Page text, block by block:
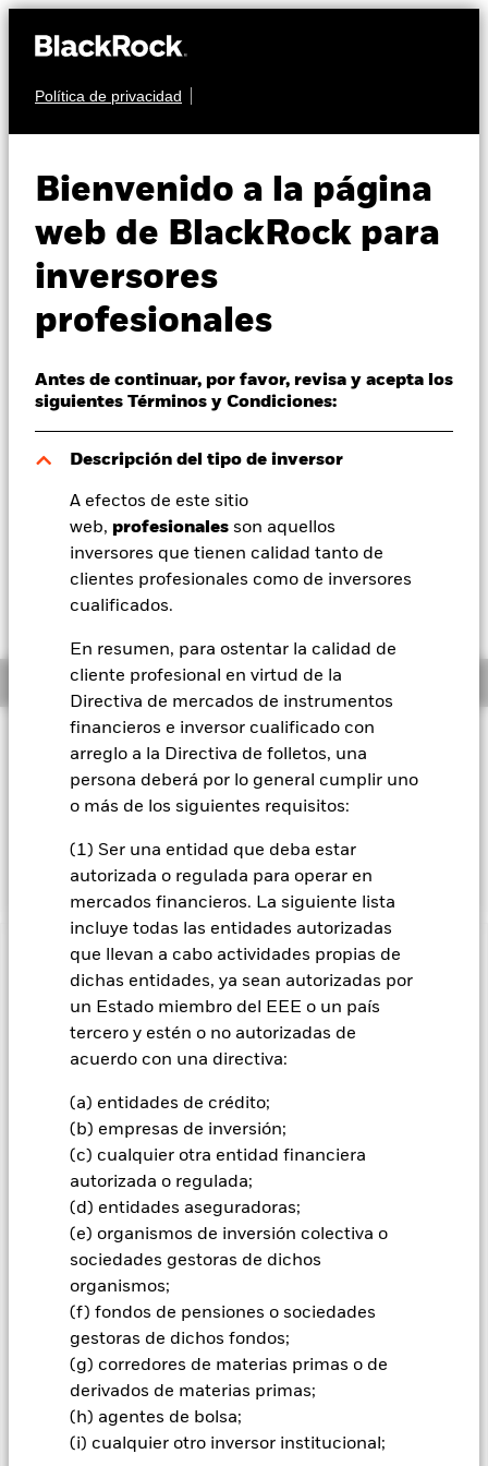
Política de privacidad
Bienvenido a la página
web de BlackRock para
inversores
profesionales
Antes de continuar, por favor, revisa y acepta los
siguientes Términos y Condiciones:
Descripción del tipo de inversor
A efectos de este sitio
web, profesionales son aquellos
inversores que tienen calidad tanto de
clientes profesionales como de inversores
cualificados.
En resumen, para ostentar la calidad de
cliente profesional en virtud de la
Directiva de mercados de instrumentos
financieros e inversor cualificado con
arreglo a la Directiva de folletos, una
persona deberá por lo general cumplir uno
o más de los siguientes requisitos:
(1) Ser una entidad que deba estar
autorizada o regulada para operar en
mercados financieros. La siguiente lista
incluye todas las entidades autorizadas
que llevan a cabo actividades propias de
dichas entidades, ya sean autorizadas por
un Estado miembro del EEE o un país
tercero y estén o no autorizadas de
acuerdo con una directiva:
(a) entidades de crédito;
(b) empresas de inversión;
(c) cualquier otra entidad financiera
autorizada o regulada;
(d) entidades aseguradoras;
(e) organismos de inversión colectiva o
sociedades gestoras de dichos
organismos;
(f) fondos de pensiones o sociedades
gestoras de dichos fondos;
(g) corredores de materias primas o de
derivados de materias primas;
(h) agentes de bolsa;
(i) cualquier otro inversor institucional;
Perspectivas
Visión de mercado
Educación
Profesionales
España
Change location
BlackRock
iShares
Nuestra compañía
World SRI UCITS
ETF
USD 11,81
Variación del valor liquidativo a 06 ago 2026
USD -0,03 (-0,28%)
Rentabilidad total medida con valor liquidativo a 05 ago 2026
13,17%
Información general
Filosofía de inversión
El Fondo tiene por objetivo obtener una rentabilidad de su
capital y rendimientos de las inversiones del Fondo, que
Fossil Fuel Index, el índice de referencia del Fondo (Índice).
INFORMACIÓN IMPORTANTE: Capital en Riesgo.El valor
de las inversiones y los ingresos derivados de ellas pueden
subir o bajar, y no están garantizados. Es posible que los
inversores no recuperen la cantidad invertida originalmente.
Todas las clases de acciones con cobertura de divisas de este
fondo utilizan derivados para cubrir el riesgo de divisas. El
uso de derivados para una clase de acciones podría conllevar
un posible riesgo de contagio (también denominado «spill-
gestora del fondo se asegurará de que se dispone de los
procedimientos adecuados para minimizar el riesgo de
contagio a otras clases de acciones. En el menú desplegable
que figura justo debajo del nombre del fondo, podrá ver un
listado de todas las clases de acciones del fondo: las clases de
palabra «Hedged» en su nombre. Además, el listado
completo de todas las clases de acciones con cobertura de
divisas está disponible mediante solicitud a la sociedad
gestora del fondo.